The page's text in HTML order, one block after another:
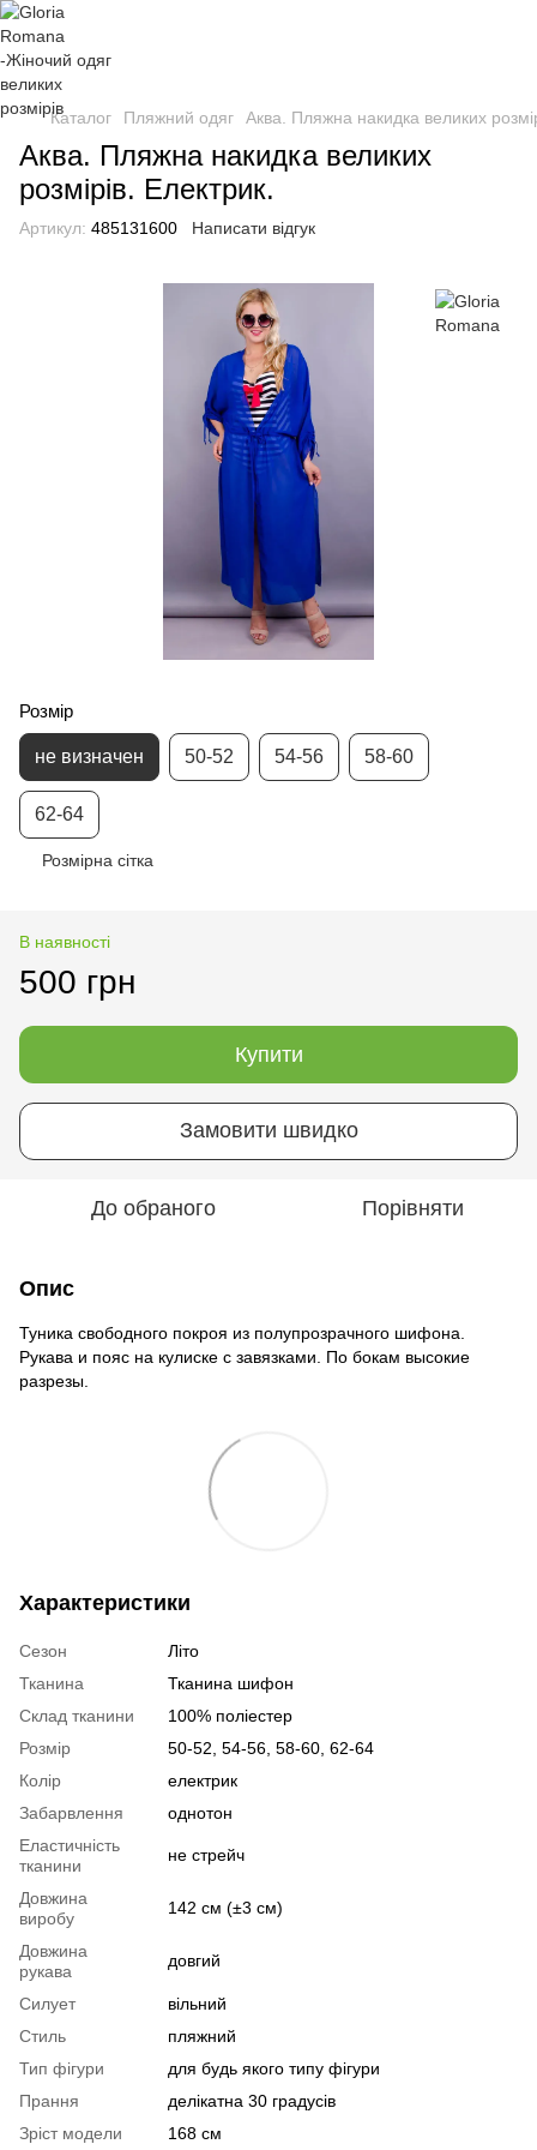
Каталог Пляжний одяг Аква. Пляжна накидка великих
Аква. Пляжна накидка великих
розмірів. Електрик.
Артикул: 485131600 Написати відгук
Розмір
не визначен 50-52 54-56 58-60
62-64
Розмірна сітка
В наявності
500 грн
Купити
Замовити швидко
До обраного Порівняти
Опис
Туника свободного покроя из полупрозрачного шифона.
Рукава и пояс на кулиске с завязками. По бокам высокие
разрезы.
Характеристики
Сезон
Літо
Тканина
Тканина шифон
Склад тканини
100% поліестер
Розмір
50-52, 54-56, 58-60, 62-64
Колір
електрик
Забарвлення
однотон
Еластичність
тканини
не стрейч
Довжина
виробу
142 см (±3 см)
Довжина
рукава
довгий
Силует
вільний
Стиль
пляжний
Тип фігури
для будь якого типу фігури
Прання
делікатна 30 градусів
Зріст модели
168 см